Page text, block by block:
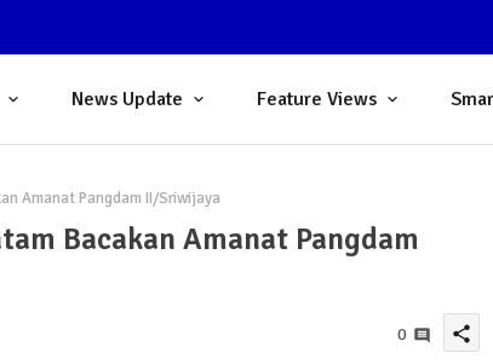
News Update Feature Views
Amanat Pangdam II/Sriwijaya
Bacakan Amanat Pangdam
0 share